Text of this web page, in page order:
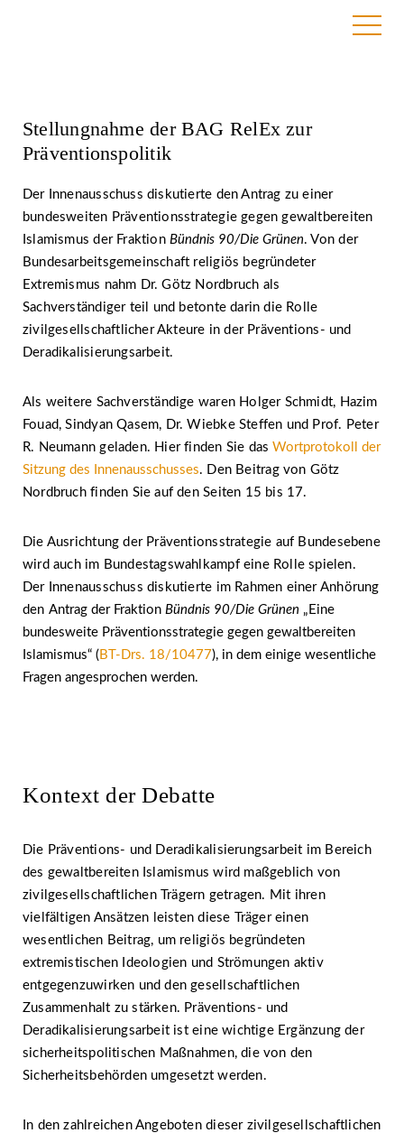
Stellungnahme der BAG RelEx zur
Präventionspolitik
Der Innenausschuss diskutierte den Antrag zu einer
bundesweiten Präventionsstrategie gegen gewaltbereiten
Islamismus der FraktionBündnis 90/Die Grünen. Von der
Bundesarbeitsgemeinschaft religiös begründeter
Extremismus nahm Dr. Götz Nordbruch als
Sachverständiger teil und betonte darin die Rolle
zivilgesellschaftlicher Akteure in der Präventions- und
Deradikalisierungsarbeit.
Als weitere Sachverständige waren Holger Schmidt, Hazim
Fouad, Sindyan Qasem, Dr. Wiebke Steffen und Prof. Peter
R. Neumann geladen. Hier finden Sie dasWortprotokoll der
Sitzung des Innenausschusses. Den Beitrag von Götz
Nordbruch finden Sie auf den Seiten 15 bis 17.
Die Ausrichtung der Präventionsstrategie auf Bundesebene
wird auch im Bundestagswahlkampf eine Rolle spielen.
Der Innenausschuss diskutierte im Rahmen einer Anhörung
den Antrag der Fraktion Bündnis 90/Die Grünen „Eine
bundesweite Präventionsstrategie gegen gewaltbereiten
Islamismus“ ( BT-Drs. 18/10477), in dem einige wesentliche
Fragen angesprochen werden.
Kontext der Debatte
Die Präventions- und Deradikalisierungsarbeit im Bereich
des gewaltbereiten Islamismus wird maßgeblich von
zivilgesellschaftlichen Trägern getragen. Mit ihren
vielfältigen Ansätzen leisten diese Träger einen
wesentlichen Beitrag, um religiös begründeten
extremistischen Ideologien und Strömungen aktiv
entgegenzuwirken und den gesellschaftlichen
Zusammenhalt zu stärken. Präventions- und
Deradikalisierungsarbeit ist eine wichtige Ergänzung der
sicherheitspolitischen Maßnahmen, die von den
Sicherheitsbehörden umgesetzt werden.
In den zahlreichen Angeboten dieser zivilgesellschaftlichen